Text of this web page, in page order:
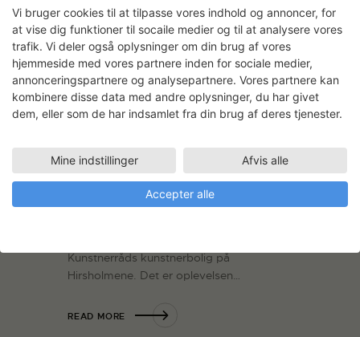
Reservat
09.12.2013 Design
Hedegaard Nielsen på en række værker,
der skal udstilles på Frederikshavns
Kunstmuseum & Exlibrissamling i foråret
2014. Udstillingen indeholder desuden
Kunstnerråds kunstnerbolig på
Hirsholmene. Det er oplevelsen…
READ MORE
Vi bruger cookies til at tilpasse vores indhold og annoncer, for
at vise dig funktioner til socaile medier og til at analysere vores
trafik. Vi deler også oplysninger om din brug af vores
hjemmeside med vores partnere inden for sociale medier,
annonceringspartnere og analysepartnere. Vores partnere kan
kombinere disse data med andre oplysninger, du har givet
dem, eller som de har indsamlet fra din brug af deres tjenester.
Mine indstillinger Afvis alle
Accepter alle